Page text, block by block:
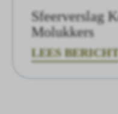
Sfeerverslag
Molukkers
LEES